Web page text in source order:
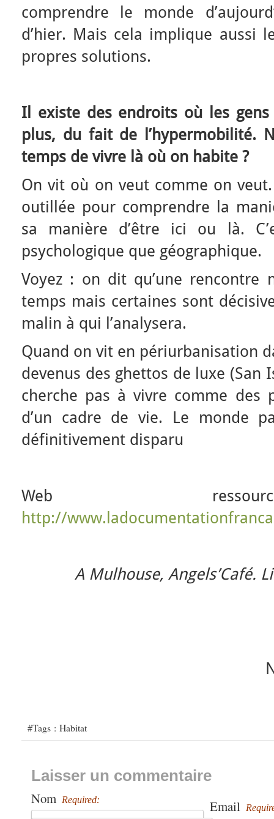
comprendre le monde
d’hier. Mais cela implique aussi
propres solutions.
Il existe des endroits où les
plus, du fait de l’hypermobilité.
temps de vivre là où on habite ?
On vit où on veut comme on veut.
outillée pour comprendre la
sa manière d’être ici ou là.
psychologique que géographique.
Voyez : on dit qu’une rencontre
temps mais certaines sont
malin à qui l’analysera.
Quand on vit en périurbanisation
devenus des ghettos de luxe (San
cherche pas à vivre comme des
d’un cadre de vie. Le monde
définitivement disparu
Web
http://
A Mulhouse, Angels’Café.
#Tags : Habitat
Laisser un commentaire
Nom Required: Email